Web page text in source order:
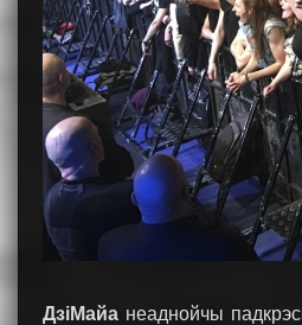
ДзіМайа неаднойчы